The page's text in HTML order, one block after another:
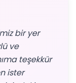
bir yer
ve
teşekkür
ister